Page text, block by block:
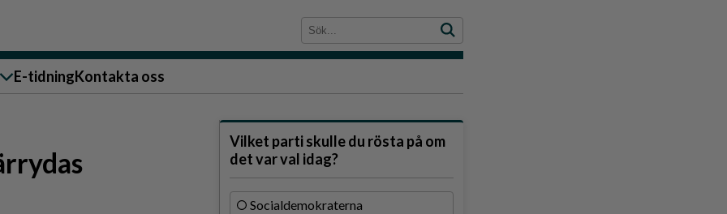
E-tidningKontakta oss
Vilket parti skulle du rösta på om
det var val idag?
Socialdemokraterna